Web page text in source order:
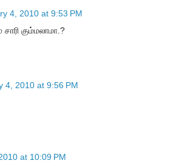
4, 2010 at 9:53 PM
கும்மலாமா.?
4, 2010 at 9:56 PM
at 10:09 PM